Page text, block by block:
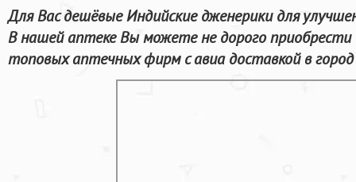
Для Вас дешёвые Индийские дженерики для
В нашей аптеке Вы можете не дорого приобрести
топовых аптечных фирм с авиа доставкой в